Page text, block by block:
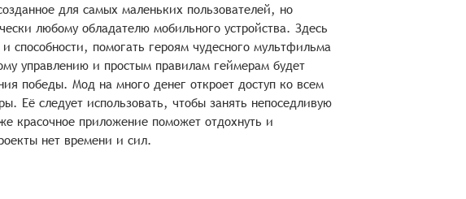
для самых маленьких пользователей, но
любому обладателю мобильного устройства. Здесь
способности, помогать героям чудесного мультфильма
управлению и простым правилам геймерам будет
победы. Мод на много денег откроет доступ ко всем
Её следует использовать, чтобы занять непоседливую
красочное приложение поможет отдохнуть и
нет времени и сил.